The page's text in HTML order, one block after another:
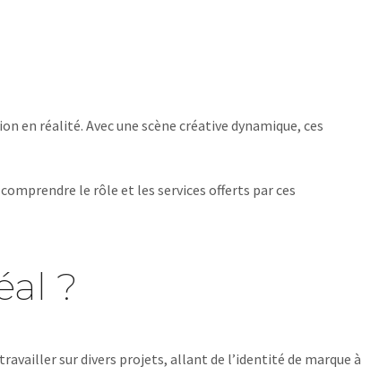
en réalité. Avec une scène créative dynamique, ces
le rôle et les services offerts par ces
?
sur divers projets, allant de l’identité de marque à